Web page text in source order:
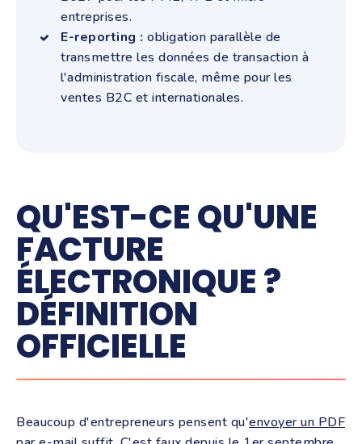
entreprises.
E-reporting : obligation parallèle de
transmettre les données de transaction à
l'administration fiscale, même pour les
ventes B2C et internationales.
QU'EST-CE QU'UNE
FACTURE
ÉLECTRONIQUE ?
DÉFINITION
OFFICIELLE
Beaucoup d'entrepreneurs pensent qu'envoyer un PDF